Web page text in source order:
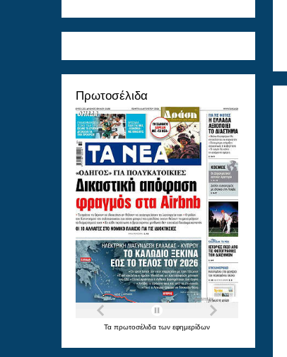
Πρωτοσέλιδα
Τα πρωτοσέλιδα των εφημερίδων